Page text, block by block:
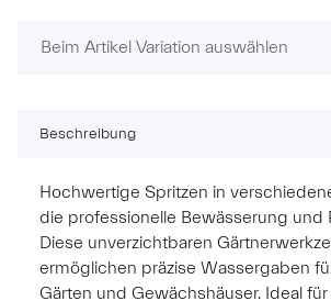
x
Beim Artikel Variation auswählen
Beschreibung
Hochwertige Spritzen in
die professionelle Bewässerung und
Diese unverzichtbaren
ermöglichen präzise Wassergaben
Gärten und Gewächshäuser. Ideal